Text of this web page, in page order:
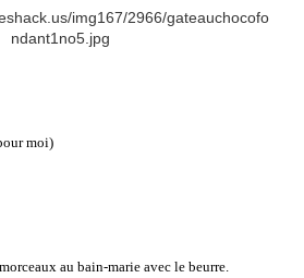
moi)
au bain-marie avec le beurre.